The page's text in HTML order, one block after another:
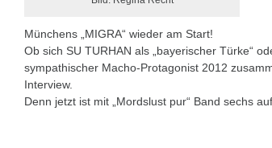
Münchens „MIGRA“ wieder am Start!
Ob sich SU TURHAN als „bayerischer Türke“
sympathischer Macho-Protagonist 2012
Interview.
Denn jetzt ist mit „Mordslust pur“ Band sechs